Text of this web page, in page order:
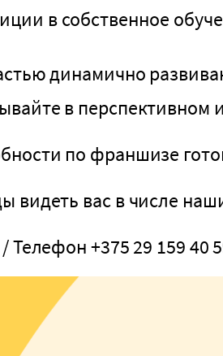
в собственное
динамично
в
по франшизе
видеть вас в числе
/ Телефон +375 29 159 40